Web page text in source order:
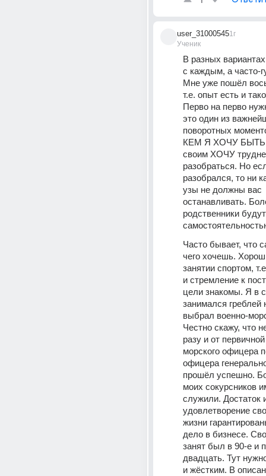
user_31000545
Ученик
1г
В разных
с каждым, а часто-
Мне уже пошёл
т.е. опыт есть и
Перво на перво
это один из
поворотных
КЕМ Я ХОЧУ
своим ХОЧУ
разобраться. Но
разобрался, то ни
узы не должны вас
останавливать.
родственники
Часто бывает, что
чего хочешь.
занятии спортом,
и стремление к
цели знакомы. Я в
занимался греблей
выбрал военно-
Честно скажу, что
разу и от
морского офицера
офицера
прошёл успешно.
моих сокурсников
служили. Достаток
удовлетворение
жизни
дело в бизнесе.
занят был в 90-е и
двадцать. Тут
и жёстким. В